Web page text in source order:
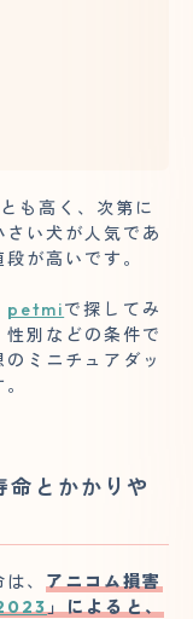
も高く、次第に
い犬が人気であ
が高いです。
petmiで探してみ
別などの条件で
ミニチュアダッ
命とかかりや
、 アニコム損害
」によると、